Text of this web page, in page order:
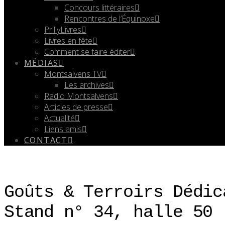
Concours littéraires
Rencontres de l’Équinoxe
PrillyLivres
Livres en fête
Comment se faire éditer
MÉDIAS
Montsalvens TV
Les archives
Radio Montsalvens
Articles de presse
Actualité
Liens amis
CONTACT
Goûts & Terroirs
Stand n° 34, halle 50